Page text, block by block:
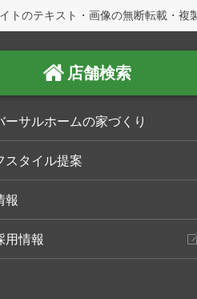
トのテキスト・画像の無断転載・複
店舗検索
ーサルホームの家づくり
スタイル提案
報
用情報